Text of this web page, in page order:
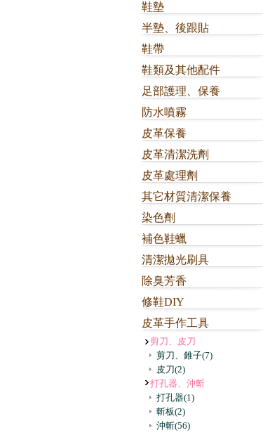
鞋墊
半墊、後跟貼
鞋帶
鞋類及其他配件
足部護理、保養
防水噴霧
皮革保養
皮革清潔洗劑
皮革處理劑
其它材質清潔保養
染色劑
補色鞋蠟
清潔拋光刷具
除臭芳香
修鞋DIY
皮革手作工具
剪刀、皮刀
剪刀、錐子(7)
皮刀(2)
打孔器、沖斬
打孔器(1)
斬板(2)
沖斬(56)